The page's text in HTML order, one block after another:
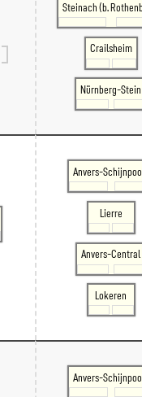
Steinach (b.
Crailsheim
Nürnberg-Stein
Anvers-
Lierre
Anvers-Central
Lokeren
Anvers-